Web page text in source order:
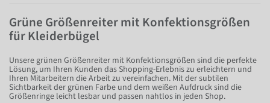
Grüne Größenreiter mit Konfektionsgrößen
für Kleiderbügel
Unsere grünen Größenreiter mit Konfektionsgrößen sind die perfekte
Lösung, um Ihren Kunden das Shopping-Erlebnis zu erleichtern und
Ihren Mitarbeitern die Arbeit zu vereinfachen. Mit der subtilen
Sichtbarkeit der grünen Farbe und dem weißen Aufdruck sind die
Größenringe leicht lesbar und passen nahtlos in jeden Shop.